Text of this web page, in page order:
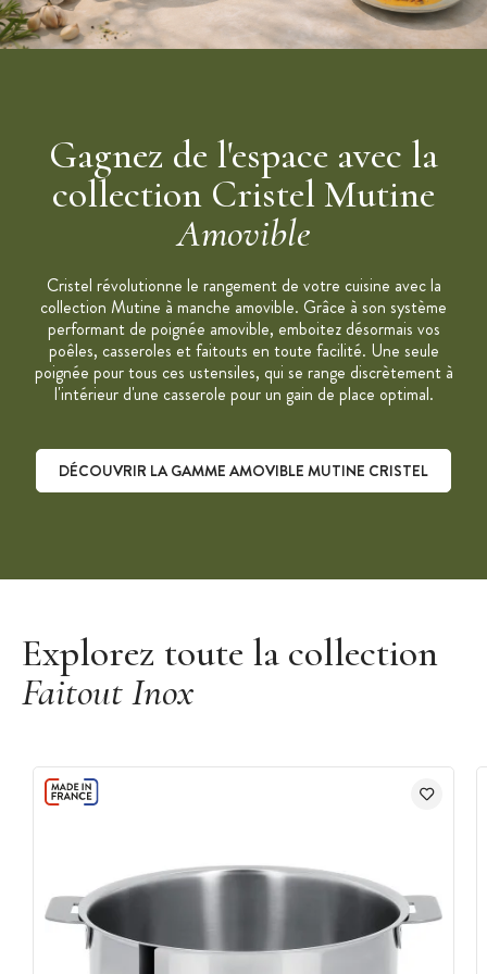
Label "Origine France Garantie"
Garantie à vie *
Marque: Cristel
Collection : Mutine Manche Amovible
Poignée, anses et couvercles vendus séparément
*Cette garantie exclut tous les problèmes pouvant provenir
Gagnez de l'espace avec la
collection Cristel Mutine
Amovible
Cristel révolutionne le rangement de votre cuisine avec la
collection Mutine à manche amovible. Grâce à son système
performant de poignée amovible, emboitez désormais vos
poêles, casseroles et faitouts en toute facilité. Une seule
poignée pour tous ces ustensiles, qui se range discrètement à
l'intérieur d'une casserole pour un gain de place optimal.
DÉCOUVRIR LA GAMME AMOVIBLE MUTINE CRISTEL
Explorez toute la collection
Faitout Inox